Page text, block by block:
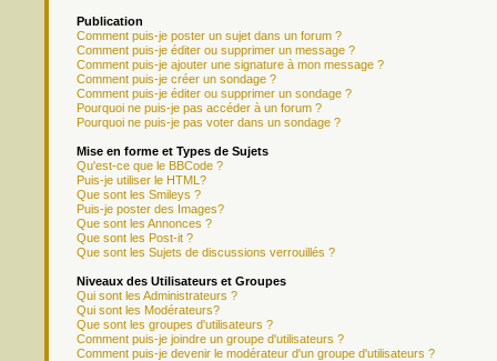
Publication
Comment puis-je poster un sujet dans un forum ?
Comment puis-je éditer ou supprimer un message ?
Comment puis-je ajouter une signature à mon message ?
Comment puis-je créer un sondage ?
Comment puis-je éditer ou supprimer un sondage ?
Pourquoi ne puis-je pas accéder à un forum ?
Pourquoi ne puis-je pas voter dans un sondage ?
Mise en forme et Types de Sujets
Qu'est-ce que le BBCode ?
Puis-je utiliser le HTML?
Que sont les Smileys ?
Puis-je poster des Images?
Que sont les Annonces ?
Que sont les Post-it ?
Que sont les Sujets de discussions verrouillés ?
Niveaux des Utilisateurs et Groupes
Qui sont les Administrateurs ?
Qui sont les Modérateurs?
Que sont les groupes d'utilisateurs ?
Comment puis-je joindre un groupe d'utilisateurs ?
Comment puis-je devenir le modérateur d'un groupe d'utilisateurs ?